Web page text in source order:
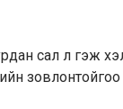
сал л гэж
зовлонтойгоо